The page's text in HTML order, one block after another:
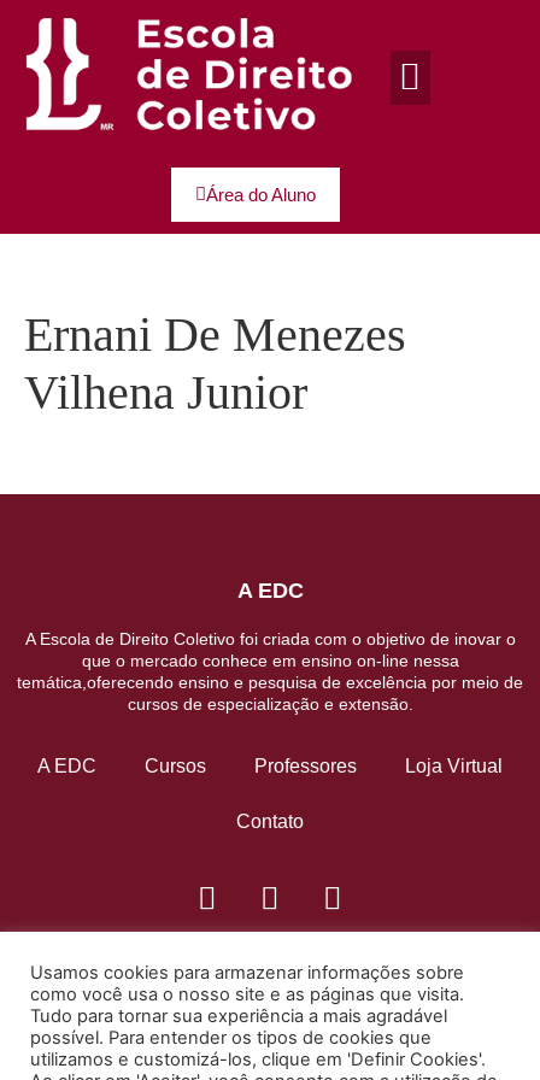
Área do Aluno
Ernani De Menezes
Vilhena Junior
A EDC
A Escola de Direito Coletivo foi criada com o objetivo de inovar o
que o mercado conhece em ensino on-line nessa
temática,oferecendo ensino e pesquisa de excelência por meio de
cursos de especialização e extensão.
A EDC Cursos Professores Loja Virtual
Contato
Usamos cookies para armazenar informações sobre
como você usa o nosso site e as páginas que visita.
Tudo para tornar sua experiência a mais agradável
possível. Para entender os tipos de cookies que
utilizamos e customizá-los, clique em 'Definir Cookies'.